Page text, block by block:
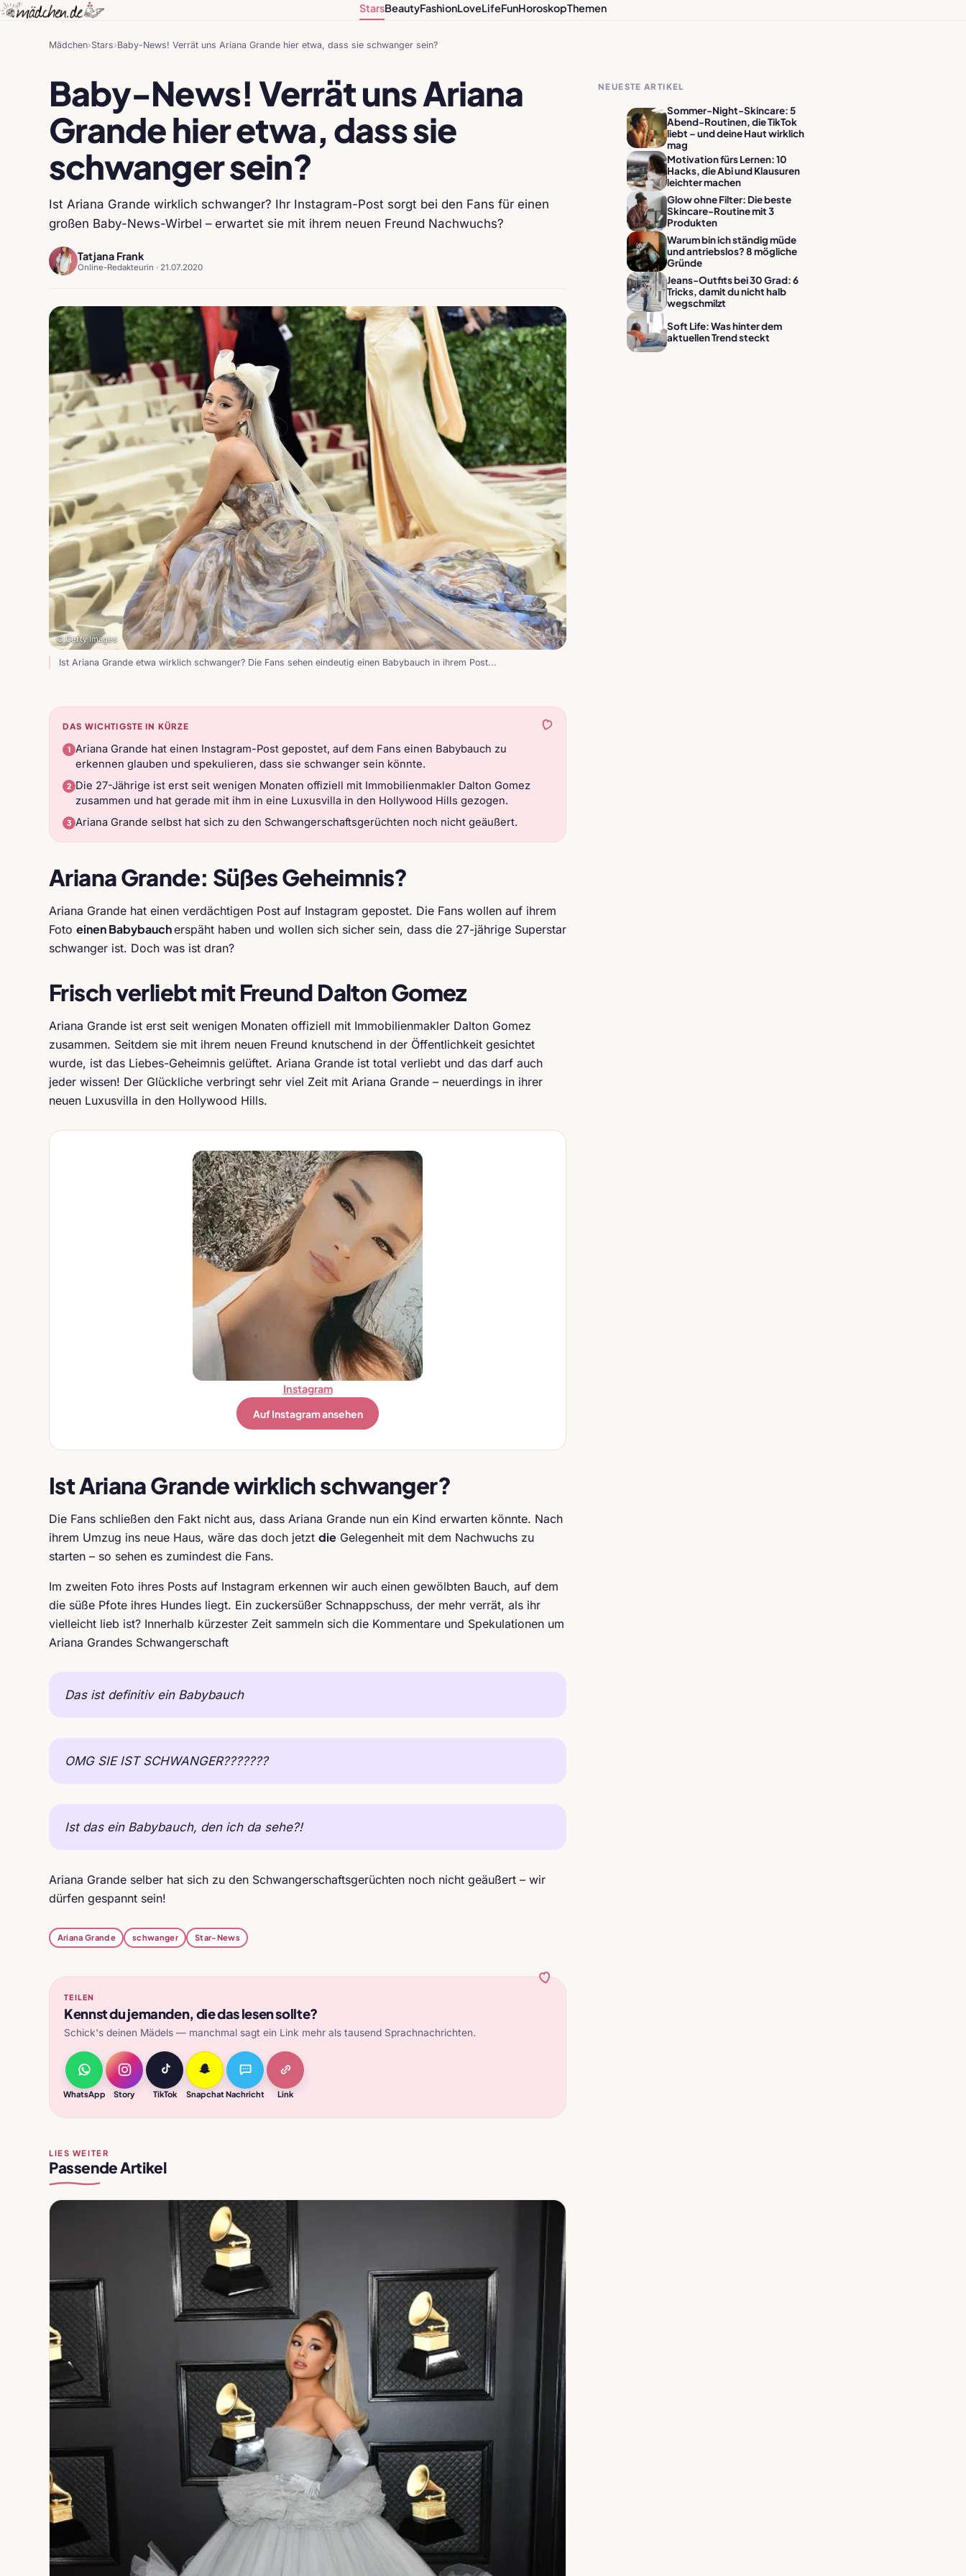
StarsBeautyFashionLoveLifeFunHoroskopThemen
Mädchen›Stars›Baby-News! Verrät uns Ariana Grande hier etwa, dass sie schwanger sein?
Baby-News! Verrät uns Ariana
Grande hier etwa, dass sie
schwanger sein?
Ist Ariana Grande wirklich schwanger? Ihr Instagram-Post sorgt bei den Fans für einen
großen Baby-News-Wirbel – erwartet sie mit ihrem neuen Freund Nachwuchs?
Tatjana Frank
Online-Redakteurin · 21.07.2020
© Getty Images
Ist Ariana Grande etwa wirklich schwanger? Die Fans sehen eindeutig einen Babybauch in ihrem Post...
DAS WICHTIGSTE IN KÜRZE
Ariana Grande hat einen Instagram-Post gepostet, auf dem Fans einen Babybauch zu
erkennen glauben und spekulieren, dass sie schwanger sein könnte.
Die 27-Jährige ist erst seit wenigen Monaten offiziell mit Immobilienmakler Dalton Gomez
zusammen und hat gerade mit ihm in eine Luxusvilla in den Hollywood Hills gezogen.
Ariana Grande selbst hat sich zu den Schwangerschaftsgerüchten noch nicht geäußert.
Ariana Grande: Süßes Geheimnis?
Ariana Grande hat einen verdächtigen Post auf Instagram gepostet. Die Fans wollen auf ihrem
Foto einen Babybaucherspäht haben und wollen sich sicher sein, dass die 27-jährige Superstar
schwanger ist. Doch was ist dran?
Frisch verliebt mit Freund Dalton Gomez
Ariana Grande ist erst seit wenigen Monaten offiziell mit Immobilienmakler Dalton Gomez
zusammen. Seitdem sie mit ihrem neuen Freund knutschend in der Öffentlichkeit gesichtet
wurde, ist das Liebes-Geheimnis gelüftet. Ariana Grande ist total verliebt und das darf auch
jeder wissen! Der Glückliche verbringt sehr viel Zeit mit Ariana Grande – neuerdings in ihrer
neuen Luxusvilla in den Hollywood Hills.
Instagram
Auf Instagram ansehen
Ist Ariana Grande wirklich schwanger?
Die Fans schließen den Fakt nicht aus, dass Ariana Grande nun ein Kind erwarten könnte. Nach
ihrem Umzug ins neue Haus, wäre das doch jetzt die Gelegenheit mit dem Nachwuchs zu
starten – so sehen es zumindest die Fans.
Im zweiten Foto ihres Posts auf Instagram erkennen wir auch einen gewölbten Bauch, auf dem
die süße Pfote ihres Hundes liegt. Ein zuckersüßer Schnappschuss, der mehr verrät, als ihr
vielleicht lieb ist? Innerhalb kürzester Zeit sammeln sich die Kommentare und Spekulationen um
Ariana Grandes Schwangerschaft
Das ist definitiv ein Babybauch
OMG SIE IST SCHWANGER???????
Ist das ein Babybauch, den ich da sehe?!
Ariana Grande selber hat sich zu den Schwangerschaftsgerüchten noch nicht geäußert – wir
dürfen gespannt sein!
Ariana Grande schwanger Star-News
TEILEN
Kennst du jemanden, die das lesen sollte?
Schick's deinen Mädels — manchmal sagt ein Link mehr als tausend Sprachnachrichten.
WhatsApp Story TikTok SnapchatNachricht Link
LIES WEITER
Passende Artikel
NEUESTE ARTIKEL
Sommer-Night-Skincare: 5
Abend-Routinen, die TikTok
liebt – und deine Haut wirklich
mag
Motivation fürs Lernen: 10
Hacks, die Abi und Klausuren
leichter machen
Glow ohne Filter: Die beste
Skincare-Routine mit 3
Produkten
Warum bin ich ständig müde
und antriebslos? 8 mögliche
Gründe
Jeans-Outfits bei 30 Grad: 6
Tricks, damit du nicht halb
wegschmilzt
Soft Life: Was hinter dem
aktuellen Trend steckt